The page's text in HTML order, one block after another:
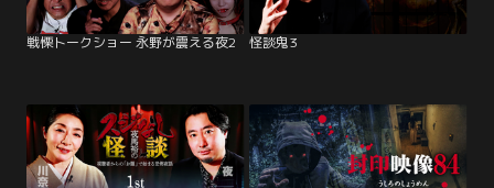
戦慄トークショー 永野が震える夜2 怪談鬼3